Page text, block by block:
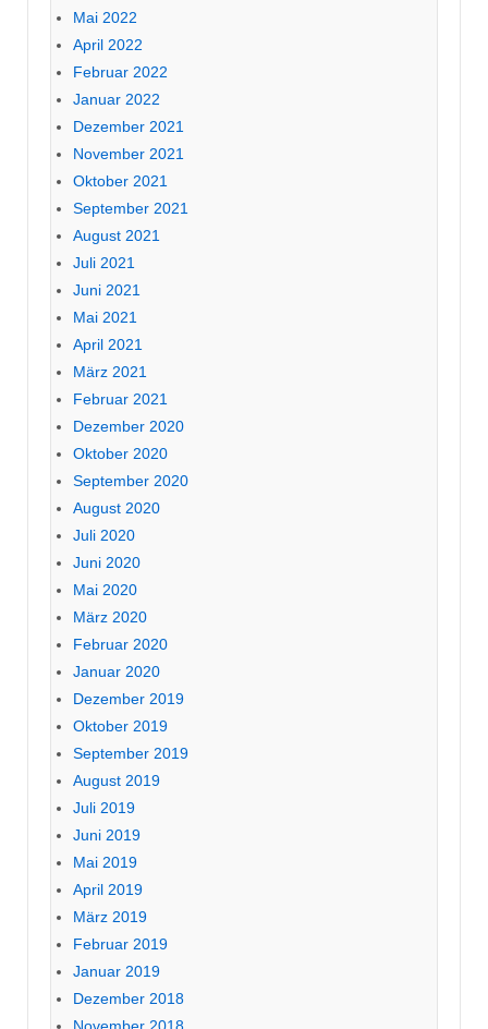
Mai 2022
April 2022
Februar 2022
Januar 2022
Dezember 2021
November 2021
Oktober 2021
September 2021
August 2021
Juli 2021
Juni 2021
Mai 2021
April 2021
März 2021
Februar 2021
Dezember 2020
Oktober 2020
September 2020
August 2020
Juli 2020
Juni 2020
Mai 2020
März 2020
Februar 2020
Januar 2020
Dezember 2019
Oktober 2019
September 2019
August 2019
Juli 2019
Juni 2019
Mai 2019
April 2019
März 2019
Februar 2019
Januar 2019
Dezember 2018
November 2018